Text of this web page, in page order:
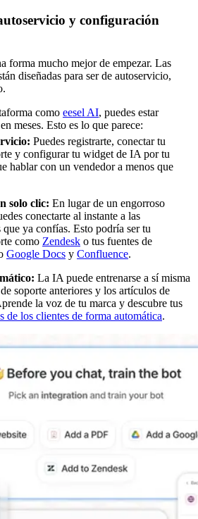
y configuración
forma mucho mejor de empezar. Las
diseñadas para ser de autoservicio,
como eesel AI, puedes estar
meses. Esto es lo que parece:
Puedes registrarte, conectar tu
y configurar tu widget de IA por tu
hablar con un vendedor a menos que
solo clic: En lugar de un engorroso
conectarte al instante a las
que ya confías. Esto podría ser tu
como Zendesk o tus fuentes de
Google Docs y Confluence.
La IA puede entrenarse a sí misma
soporte anteriores y los artículos de
la voz de tu marca y descubre tus
de los clientes de forma automática.